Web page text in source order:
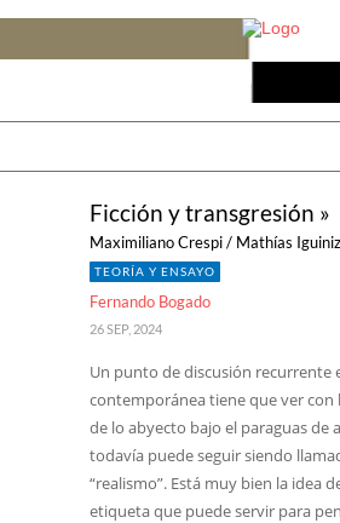
Ficción y transgresión »
Maximiliano Crespi / Mathías Iguiniz
TEORÍA Y ENSAYO
Fernando Bogado
26 SEP, 2024
Un punto de discusión recurrente
contemporánea tiene que ver con
de lo abyecto bajo el paraguas de
todavía puede seguir siendo
“realismo”. Está muy bien la idea
etiqueta que puede servir para